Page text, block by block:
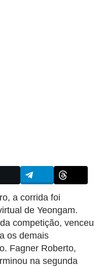
a corrida foi
de Yeongam.
competição, venceu
os demais
Fagner Roberto,
na segunda